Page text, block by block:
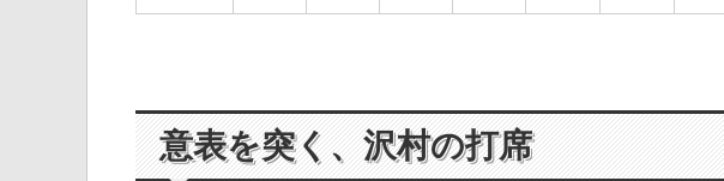
意表を突く、沢村の打席